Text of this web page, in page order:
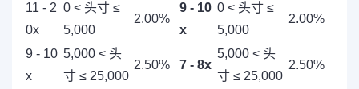
11 - 2
0x
0 < 头寸 ≤
5,000
2.00%
9 - 10
x
0 < 头寸 ≤
5,000
2.00%
9 - 10
x
5,000 < 头
寸 ≤ 25,000
2.50% 7 - 8x
5,000 < 头
寸 ≤ 25,000
2.50%